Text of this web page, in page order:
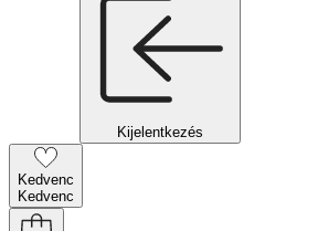
Kijelentkezés
Kedvenc
Kedvenc